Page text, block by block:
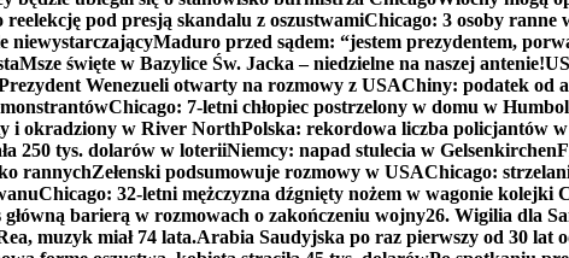
pod presją skandalu z oszustwamiChicago: 3 osoby ranne
niewystarczającyMaduro przed sądem: “jestem prezydentem,
Msze święte w Bazylice Św. Jacka – niedzielne na naszej antenie!
Wenezueli otwarty na rozmowy z USAChiny: podatek od
Chicago: 7-letni chłopiec postrzelony w domu w
i okradziony w River NorthPolska: rekordowa liczba policjantów w
250 tys. dolarów w loteriiNiemcy: napad stulecia w Gelsenkirchen
rannychZełenski podsumowuje rozmowy w USAChicago:
Chicago: 32-letni mężczyzna dźgnięty nożem w wagonie kolejki
barierą w rozmowach o zakończeniu wojny26. Wigilia dla
muzyk miał 74 lata.Arabia Saudyjska po raz pierwszy od 30 lat